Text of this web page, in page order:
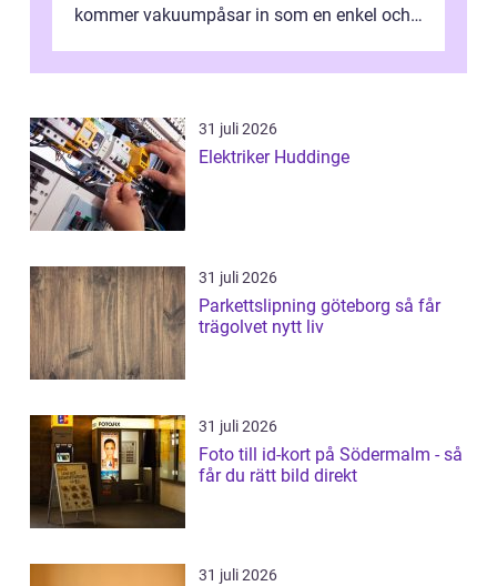
kommer vakuumpåsar in som en enkel och
31 juli 2026
Elektriker Huddinge
31 juli 2026
Parkettslipning göteborg så får
trägolvet nytt liv
31 juli 2026
Foto till id-kort på Södermalm - så
får du rätt bild direkt
31 juli 2026